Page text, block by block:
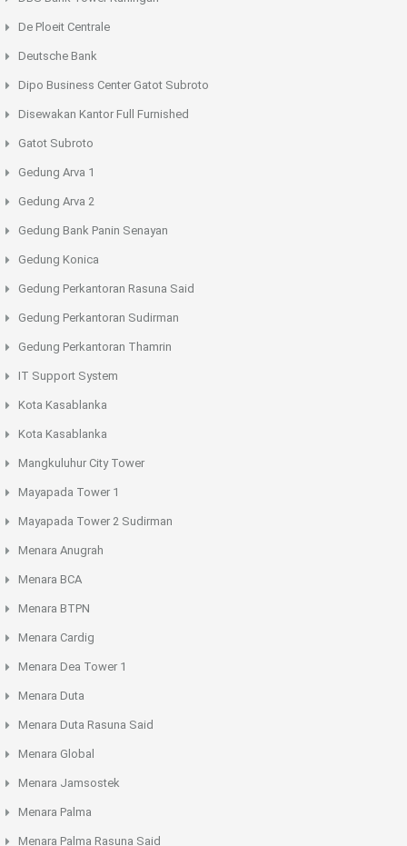
De Ploeit Centrale
Deutsche Bank
Dipo Business Center Gatot Subroto
Disewakan Kantor Full Furnished
Gatot Subroto
Gedung Arva 1
Gedung Arva 2
Gedung Bank Panin Senayan
Gedung Konica
Gedung Perkantoran Rasuna Said
Gedung Perkantoran Sudirman
Gedung Perkantoran Thamrin
IT Support System
Kota Kasablanka
Kota Kasablanka
Mangkuluhur City Tower
Mayapada Tower 1
Mayapada Tower 2 Sudirman
Menara Anugrah
Menara BCA
Menara BTPN
Menara Cardig
Menara Dea Tower 1
Menara Duta
Menara Duta Rasuna Said
Menara Global
Menara Jamsostek
Menara Palma
Menara Palma Rasuna Said